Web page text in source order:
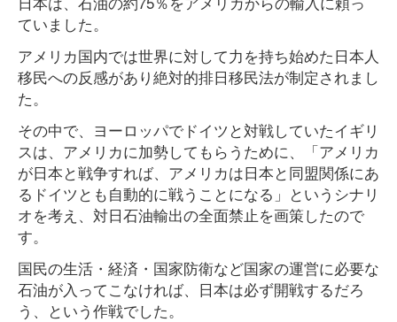
ていました。
アメリカ国内では世界に対して力を持ち始めた日本人
移民への反感があり絶対的排日移民法が制定されまし
た。
その中で、ヨーロッパでドイツと対戦していたイギリ
スは、アメリカに加勢してもらうために、「アメリカ
が日本と戦争すれば、アメリカは日本と同盟関係にあ
るドイツとも自動的に戦うことになる」というシナリ
オを考え、対日石油輸出の全面禁止を画策したので
す。
国民の生活・経済・国家防衛など国家の運営に必要な
石油が入ってこなければ、日本は必ず開戦するだろ
う、という作戦でした。